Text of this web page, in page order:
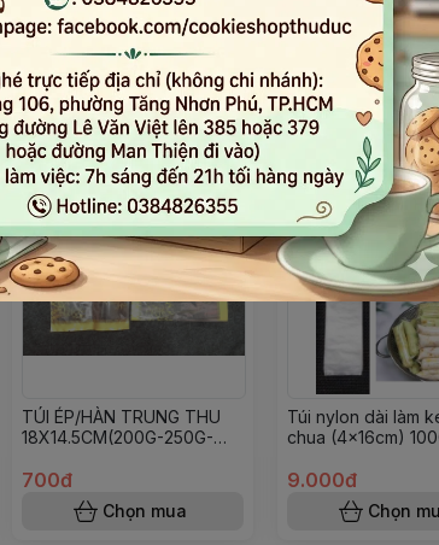
Đọc thêm nội dung
TÚI ÉP/HÀN TRUNG THU
18X14.5CM(200G-250G-
700đ
Chọn mua
Túi nylon dài làm
chua (4x16cm)
9.000đ
Chọn